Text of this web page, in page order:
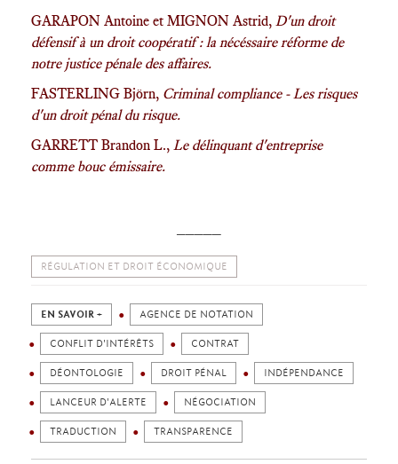
GARAPON Antoine et MIGNON Astrid, D'un droit
défensif à un droit coopératif : la nécéssaire réforme de
notre justice pénale des affaires.
FASTERLING Björn, Criminal compliance - Les risques
d'un droit pénal du risque.
GARRETT Brandon L., Le délinquant d'entreprise
comme bouc émissaire.
RÉGULATION ET DROIT ÉCONOMIQUE
EN SAVOIR + AGENCE DE NOTATION
CONFLIT D'INTÉRÊTS CONTRAT
DÉONTOLOGIE DROIT PÉNAL INDÉPENDANCE
LANCEUR D'ALERTE NÉGOCIATION
TRADUCTION TRANSPARENCE